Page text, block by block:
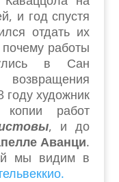
и год спустя
отдать их
работы
в Сан
художник
работ
, и до
Аванци.
мы видим в